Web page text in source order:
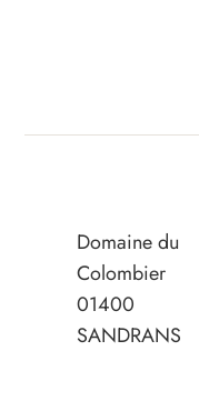
Domaine du
Colombier
01400
SANDRANS